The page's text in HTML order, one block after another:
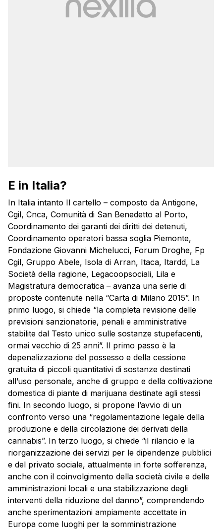
E in Italia?
In Italia intanto Il cartello – composto da Antigone,
Cgil, Cnca, Comunità di San Benedetto al Porto,
Coordinamento dei garanti dei diritti dei detenuti,
Coordinamento operatori bassa soglia Piemonte,
Fondazione Giovanni Michelucci, Forum Droghe, Fp
Cgil, Gruppo Abele, Isola di Arran, Itaca, Itardd, La
Società della ragione, Legacoopsociali, Lila e
Magistratura democratica – avanza una serie di
proposte contenute nella “Carta di Milano 2015”. In
primo luogo, si chiede “la completa revisione delle
previsioni sanzionatorie, penali e amministrative
stabilite dal Testo unico sulle sostanze stupefacenti,
ormai vecchio di 25 anni”. Il primo passo è la
depenalizzazione del possesso e della cessione
gratuita di piccoli quantitativi di sostanze destinati
all’uso personale, anche di gruppo e della coltivazione
domestica di piante di marijuana destinate agli stessi
fini. In secondo luogo, si propone l’avvio di un
confronto verso una “regolamentazione legale della
produzione e della circolazione dei derivati della
cannabis”. In terzo luogo, si chiede “il rilancio e la
riorganizzazione dei servizi per le dipendenze pubblici
e del privato sociale, attualmente in forte sofferenza,
anche con il coinvolgimento della società civile e delle
amministrazioni locali e una stabilizzazione degli
interventi della riduzione del danno”, comprendendo
anche sperimentazioni ampiamente accettate in
Europa come luoghi per la somministrazione